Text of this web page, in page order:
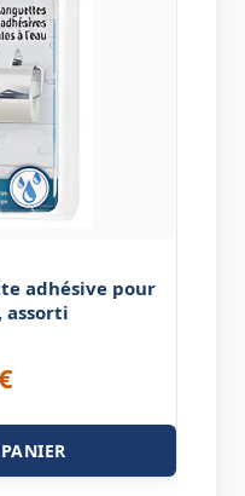
adhésive pour
assorti